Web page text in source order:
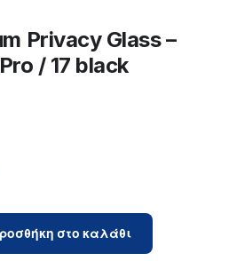
Privacy Glass –
/ 17 black
στο καλάθι